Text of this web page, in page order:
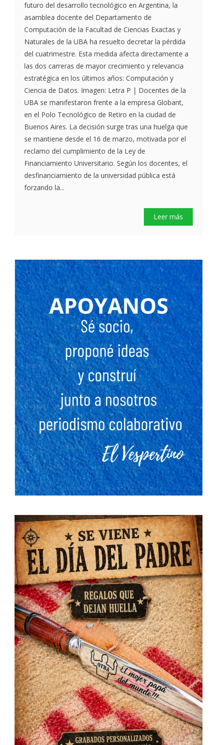
futuro del desarrollo tecnológico en Argentina, la
asamblea docente del Departamento de
Computación de la Facultad de Ciencias Exactas y
Naturales de la UBA ha resuelto decretar la pérdida
del cuatrimestre. Esta medida afecta directamente a
las dos carreras de mayor crecimiento y relevancia
estratégica en los últimos años: Computación y
Ciencia de Datos. Imagen: Letra P | Docentes de la
UBA se manifestaron frente a la empresa Globant,
en el Polo Tecnológico de Retiro en la ciudad de
Buenos Aires. La decisión surge tras una huelga que
se mantiene desde el 16 de marzo, motivada por el
reclamo del cumplimiento de la Ley de
Financiamiento Universitario. Según los docentes, el
desfinanciamiento de la universidad pública está
forzando la...
Leer más